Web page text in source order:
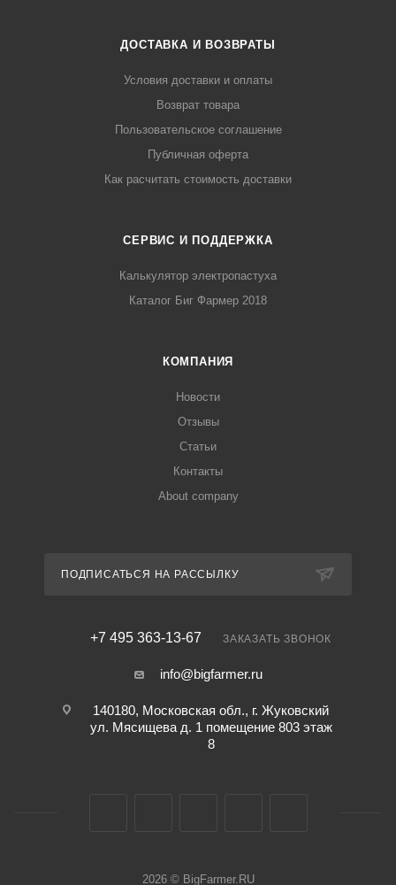
ДОСТАВКА И ВОЗВРАТЫ
Условия доставки и оплаты
Возврат товара
Пользовательское соглашение
Публичная оферта
Как расчитать стоимость доставки
СЕРВИС И ПОДДЕРЖКА
Калькулятор электропастуха
Каталог Биг Фармер 2018
КОМПАНИЯ
Новости
Отзывы
Статьи
Контакты
About company
ПОДПИСАТЬСЯ НА РАССЫЛКУ
+7 495 363-13-67 ЗАКАЗАТЬ ЗВОНОК
info@bigfarmer.ru
140180, Московская обл., г. Жуковский
ул. Мясищева д. 1 помещение 803 этаж
8
2026 © BigFarmer.RU